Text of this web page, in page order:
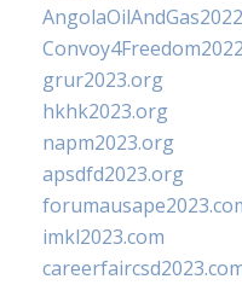
grur2023.org
hkhk2023.org
napm2023.org
apsdfd2023.org
imkl2023.com